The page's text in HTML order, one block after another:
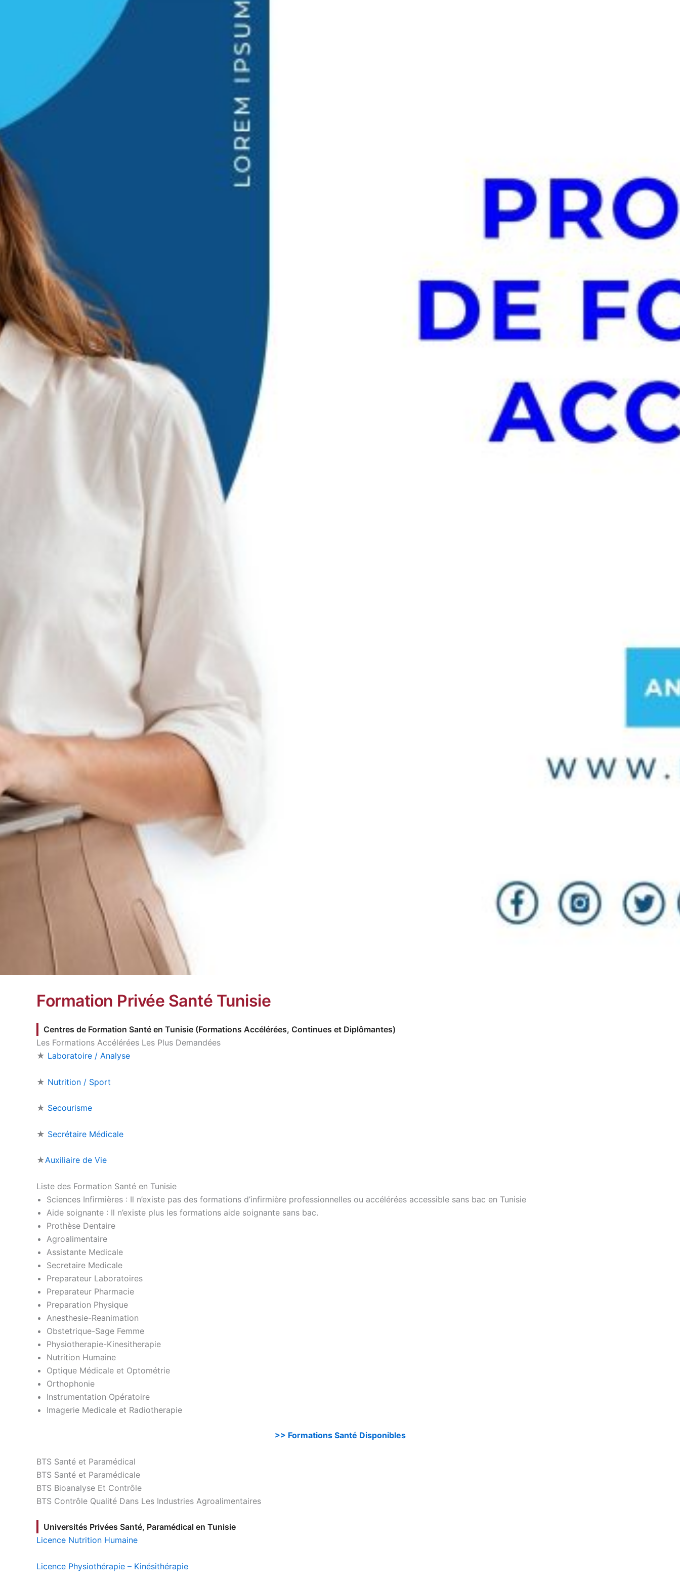
Formation Privée Santé Tunisie
Centres de Formation Santé en Tunisie (Formations Accélérées, Continues et Diplômantes)
Les Formations Accélérées Les Plus Demandées
★ Laboratoire / Analyse
★ Nutrition / Sport
★ Secourisme
★ Secrétaire Médicale
★Auxiliaire de Vie
Liste des Formation Santé en Tunisie
Sciences Infirmières : Il n’existe pas des formations d’infirmière professionnelles ou accélérées accessible sans bac en Tunisie
Aide soignante : Il n’existe plus les formations aide soignante sans bac.
Prothèse Dentaire
Agroalimentaire
Assistante Medicale
Secretaire Medicale
Preparateur Laboratoires
Preparateur Pharmacie
Preparation Physique
Anesthesie-Reanimation
Obstetrique-Sage Femme
Physiotherapie-Kinesitherapie
Nutrition Humaine
Optique Médicale et Optométrie
Orthophonie
Instrumentation Opératoire
Imagerie Medicale et Radiotherapie
>> Formations Santé Disponibles
BTS Santé et Paramédical
BTS Santé et Paramédicale
BTS Bioanalyse Et Contrôle
BTS Contrôle Qualité Dans Les Industries Agroalimentaires
Universités Privées Santé, Paramédical en Tunisie
Licence Nutrition Humaine
Licence Physiothérapie – Kinésithérapie